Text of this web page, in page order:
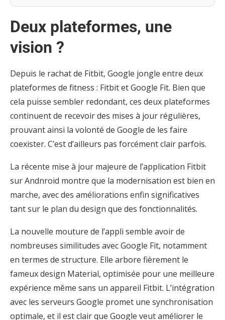
Deux plateformes, une
vision ?
Depuis le rachat de Fitbit, Google jongle entre deux
plateformes de fitness : Fitbit et Google Fit. Bien que
cela puisse sembler redondant, ces deux plateformes
continuent de recevoir des mises à jour régulières,
prouvant ainsi la volonté de Google de les faire
coexister. C’est d’ailleurs pas forcément clair parfois.
La récente mise à jour majeure de l’application Fitbit
sur Andnroid montre que la modernisation est bien en
marche, avec des améliorations enfin significatives
tant sur le plan du design que des fonctionnalités.
La nouvelle mouture de l’appli semble avoir de
nombreuses similitudes avec Google Fit, notamment
en termes de structure. Elle arbore fièrement le
fameux design Material, optimisée pour une meilleure
expérience même sans un appareil Fitbit. L’intégration
avec les serveurs Google promet une synchronisation
optimale, et il est clair que Google veut améliorer le